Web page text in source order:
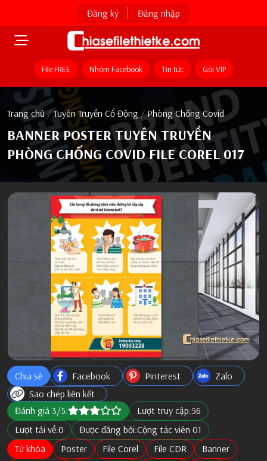
Đăng ký Đăng nhập
File FREE Nhóm Facebook Tin tức Gói VIP
Trang chủ / Tuyên Truyền Cổ Động / Phòng Chống Covid
BANNER POSTER TUYÊN TRUYỀN
PHÒNG CHỐNG COVID FILE COREL 017
Chia sẻ Facebook Pinterest
Zalo
Sao chép liên kết
Đánh giá 3/5:
Lượt truy cập:56
Lượt tải về:0 Được đăng bởi:Cộng tác viên 01
Từ khóa
Poster File Corel File CDR
Banner